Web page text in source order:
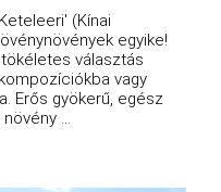
(Kínai
egyike!
választás
vagy
Erős gyökerű, egész
...